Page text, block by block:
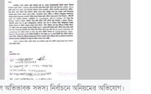
অভিভাবক সদস্য নির্বাচনে অনিয়মের অভিযোগ।